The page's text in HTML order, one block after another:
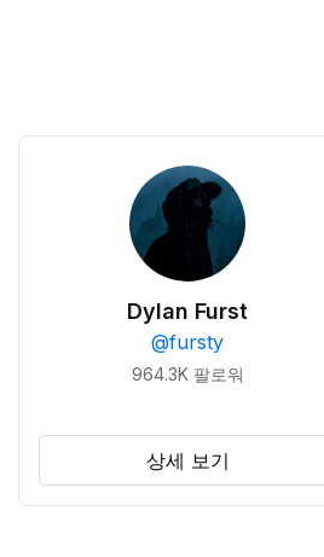
Dylan Furst
@fursty
964.3K 팔로워
상세 보기